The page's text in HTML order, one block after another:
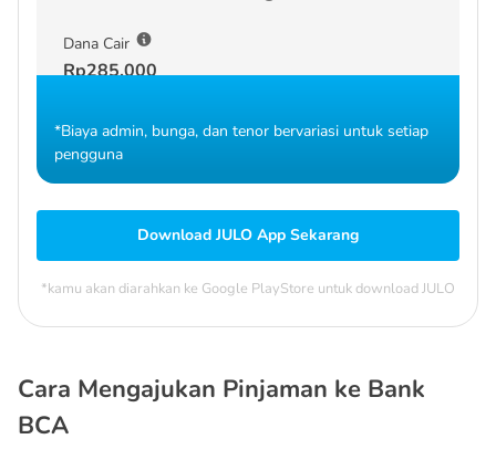
Dana Cair
Rp285.000
*Biaya admin, bunga, dan tenor bervariasi untuk setiap
pengguna
Download JULO App Sekarang
*kamu akan diarahkan ke Google PlayStore untuk download JULO
Cara Mengajukan Pinjaman ke Bank
BCA